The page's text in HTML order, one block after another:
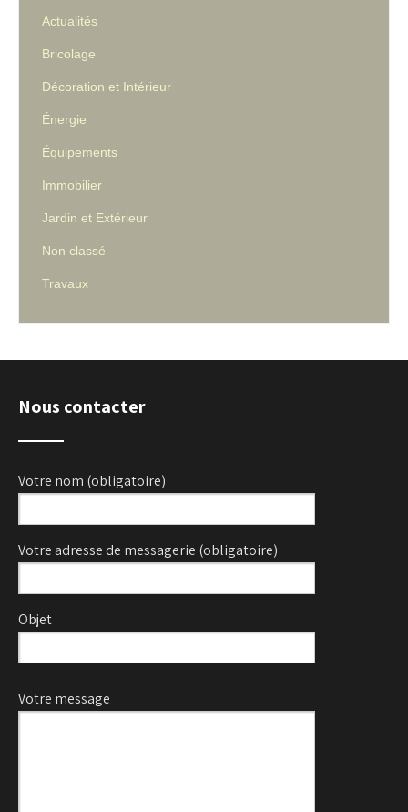
Actualités
Bricolage
Décoration et Intérieur
Énergie
Équipements
Immobilier
Jardin et Extérieur
Non classé
Travaux
Nous contacter
Votre nom (obligatoire)
Votre adresse de messagerie (obligatoire)
Objet
Votre message